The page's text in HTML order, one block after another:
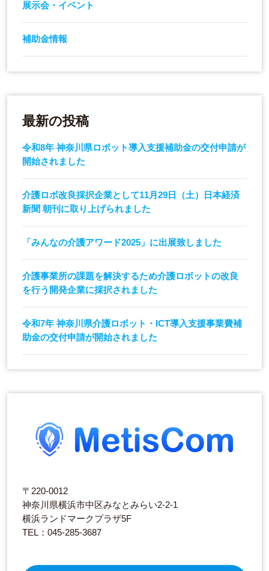
展示会・イベント
補助金情報
最新の投稿
令和8年 神奈川県ロボット導入支援補助金の交付申請が
開始されました
介護ロボ改良採択企業として11月29日（土）日本経済
新聞 朝刊に取り上げられました
「みんなの介護アワード2025」に出展致しました
介護事業所の課題を解決するため介護ロボットの改良
を行う開発企業に採択されました
令和7年 神奈川県介護ロボット・ICT導入支援事業費補
助金の交付申請が開始されました
〒220-0012
神奈川県横浜市中区みなとみらい2-2-1
横浜ランドマークプラザ5F
TEL：045-285-3687